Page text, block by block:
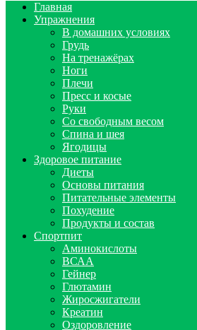
Главная
Упражнения
В домашних условиях
Грудь
На тренажёрах
Ноги
Плечи
Пресс и косые
Руки
Со свободным весом
Спина и шея
Ягодицы
Здоровое питание
Диеты
Основы питания
Питательные элементы
Похудение
Продукты и состав
Спортпит
Аминокислоты
ВСАА
Гейнер
Глютамин
Жиросжигатели
Креатин
Оздоровление